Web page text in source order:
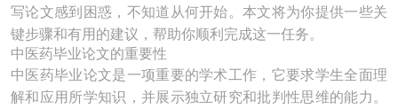
写论文感到困惑，不知道从何开始。本文将为你提供一些关
键步骤和有用的建议，帮助你顺利完成这一任务。
中医药毕业论文的重要性
中医药毕业论文是一项重要的学术工作，它要求学生全面理
解和应用所学知识，并展示独立研究和批判性思维的能力。